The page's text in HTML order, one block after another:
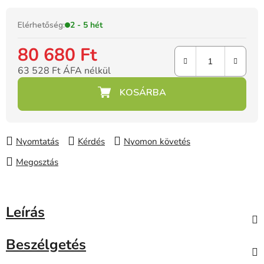
Elérhetőség: 2 - 5 hét
80 680 Ft
63 528 Ft ÁFA nélkül
Nyomtatás Kérdés
Nyomon követés
Megosztás
Leírás
Beszélgetés